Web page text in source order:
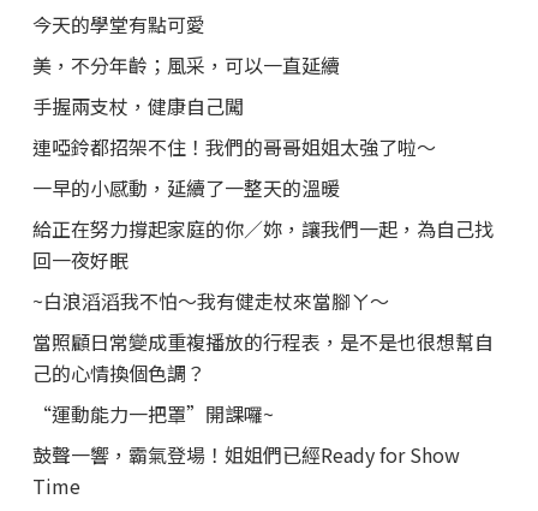
今天的學堂有點可愛
美，不分年齡；風采，可以一直延續
手握兩支杖，健康自己闖
連啞鈴都招架不住！我們的哥哥姐姐太強了啦～
一早的小感動，延續了一整天的溫暖
給正在努力撐起家庭的你／妳，讓我們一起，為自己找
回一夜好眠
~白浪滔滔我不怕～我有健走杖來當腳ㄚ～
當照顧日常變成重複播放的行程表，是不是也很想幫自
己的心情換個色調？
“運動能力一把罩”開課囉~
鼓聲一響，霸氣登場！姐姐們已經Ready for Show
Time